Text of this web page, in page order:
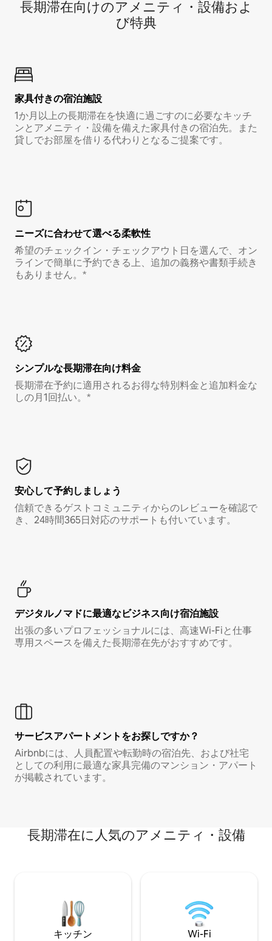
長期滞在向け⁠のア⁠メ⁠ニ⁠テ⁠ィ⁠・設⁠備⁠およ
び特⁠典
家具付き⁠の宿⁠泊⁠施⁠設
1か月以上の長期滞在を快適に過ごすのに必要なキッチ
ンとアメニティ・設備を備えた家具付きの宿泊先。また
貸しでお部屋を借りる代わりとなるご提案です。
ニーズに合わせて選べる柔軟性
希望のチェックイン・チェックアウト日を選んで、オン
ラインで簡単に予約できる上、追加の義務や書類手続き
もありません。*
シンプルな長期滞在向け料金
長期滞在予約に適用されるお得な特別料金と追加料金な
しの月1回払い。*
安心して予約しましょう
信頼できるゲストコミュニティからのレビューを確認で
き、24時間365日対応のサポートも付いています。
デジタルノマド⁠に最⁠適⁠なビ⁠ジ⁠ネ⁠ス⁠向⁠け宿⁠泊⁠施⁠設
出張の多いプロフェッショナルには、高速Wi-Fiと仕事
専用スペースを備えた長期滞在先がおすすめです。
サービスアパートメントをお探しですか？
Airbnbには、人員配置や転勤時の宿泊先、および社宅
としての利用に最適な家具完備のマンション・アパート
が掲載されています。
長期滞在に人気のアメニティ・設備
キッチン Wi-Fi